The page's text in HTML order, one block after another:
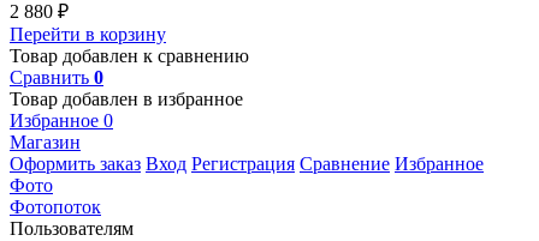
2 880 ₽
Перейти в корзину
Товар добавлен к сравнению
Сравнить 0
Товар добавлен в избранное
Избранное 0
Магазин
Оформить заказ Вход Регистрация Сравнение Избранное
Фото
Фотопоток
Пользователям